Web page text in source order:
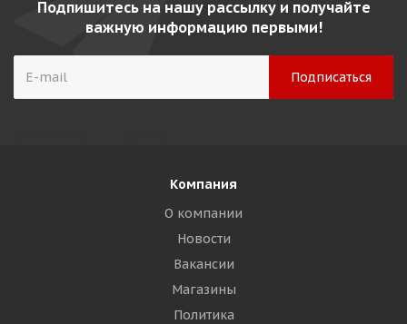
Подпишитесь на нашу рассылку и получайте
важную информацию первыми!
Компания
О компании
Новости
Вакансии
Магазины
Политика